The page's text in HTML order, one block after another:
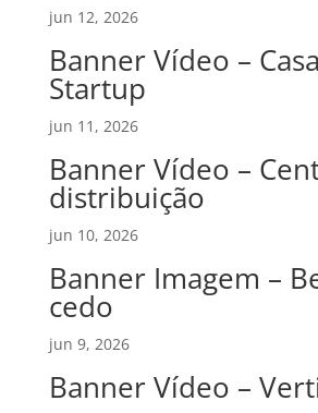
jun 12, 2026
Banner Vídeo –
Startup
jun 11, 2026
Banner Vídeo –
distribuição
jun 10, 2026
Banner Imagem –
cedo
jun 9, 2026
Banner Vídeo –